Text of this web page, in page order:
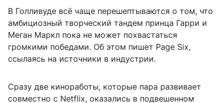
В Голливуде всё чаще перешептываются о том, что
амбициозный творческий тандем принца Гарри и
Меган Маркл пока не может похвастаться
громкими победами. Об этом пишет Page Six,
ссылаясь на источники в индустрии.
Сразу две киноработы, которые пара развивает
совместно с Netflix, оказались в подвешенном